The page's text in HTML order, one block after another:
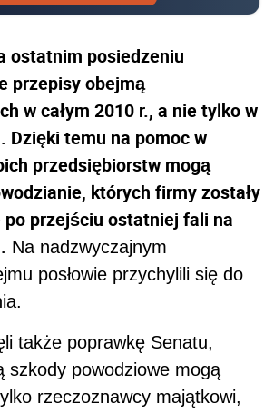
ostatnim posiedzeniu
przepisy obejmą
w całym 2010 r., a nie tylko w
Dzięki temu na pomoc w
przedsiębiorstw mogą
których firmy zostały
po przejściu ostatniej fali na
Na nadzwyczajnym
posłowie przychylili się do
także poprawkę Senatu,
szkody powodziowe mogą
rzeczoznawcy majątkowi,